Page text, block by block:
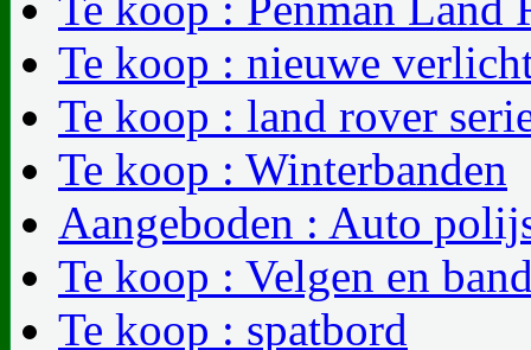
Te koop : nieuwe
Te koop : land rover
Te koop : Winterbanden
Aangeboden : Auto
Te koop : Velgen en
Te koop : spatbord